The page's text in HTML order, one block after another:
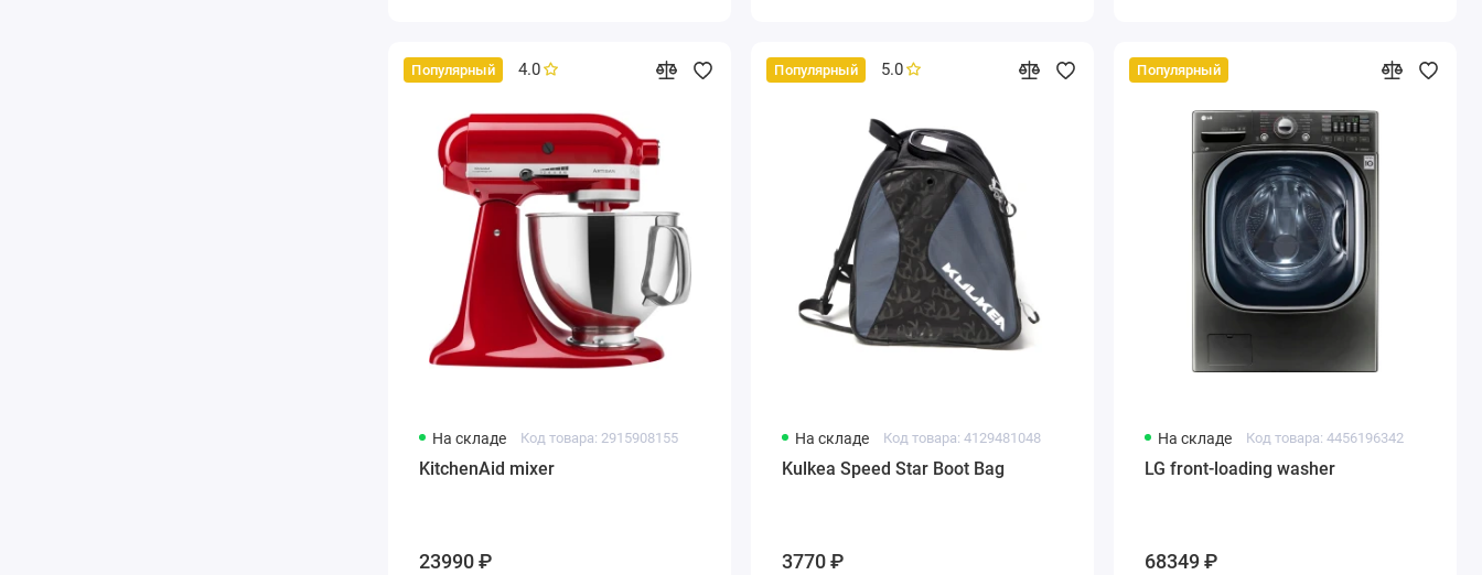
Популярный 4.0
На складе Код товара: 2915908155
KitchenAid mixer
23990 ₽
Популярный 5.0
На складе Код товара: 4129481048
Kulkea Speed Star Boot Bag
3770 ₽
Популярный
На складе Код товара: 4456196342
LG front-loading washer
68349 ₽